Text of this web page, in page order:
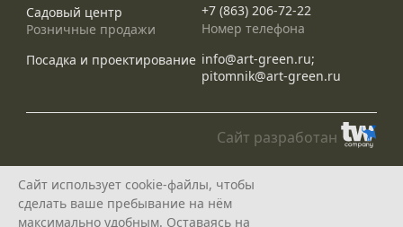
Сайт использует cookie-файлы, чтобы
сделать ваше пребывание на нём
максимально удобным. Оставаясь на
Садовый центр
Розничные продажи
Посадка и проектирование
+7 (863) 206-72-22
Номер телефона
info@art-green.ru;
pitomnik@art-green.ru
© ARTGREEN, 2015-2026
*Данное предложение не является публичной офертой, определяемой
положениями статей 435, 437 Гражданского Кодекса РФ, и носит
исключительно информационный характер
Сайт разработан